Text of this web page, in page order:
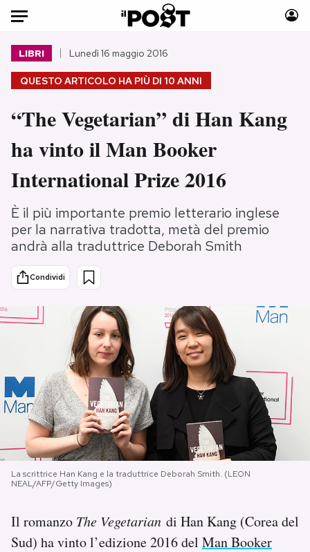
Auto
HOME
Italia
Politica
Tecnologia
Scienza
Cultura
Sport
Moda
Consumismi
Storie/Idee
Media
Europa
PODCAST
NEWSLETTER
I MIEI PREFERITI
SHOP
CALENDARIO
QUESTO ARTICOLO HA PIÙ DI 10 ANNI
LIBRI Lunedì 16 maggio 2016
“The Vegetarian” di Han Kang
ha vinto il Man Booker
International Prize 2016
È il più importante premio letterario inglese
per la narrativa tradotta, metà del premio
andrà alla traduttrice Deborah Smith
Condividi
La scrittrice Han Kang e la traduttrice Deborah Smith. (LEON
NEAL/AFP/Getty Images)
Il romanzo The Vegetarian di Han Kang (Corea del
Sud) ha vinto l’edizione 2016 del Man Booker